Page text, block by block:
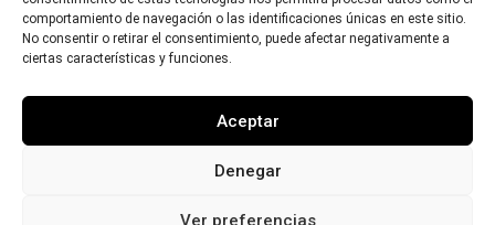
comportamiento de navegación o las identificaciones únicas en este sitio.
No consentir o retirar el consentimiento, puede afectar negativamente a
ciertas características y funciones.
Aceptar
Denegar
Ver preferencias
Introduce tu dirección de e-mail para suscribirte